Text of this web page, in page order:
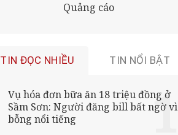
Quảng cáo
TIN ĐỌC NHIỀU TIN NỔI BẬT
Vụ hóa đơn bữa ăn 18 triệu đồng ở
Sầm Sơn: Người đăng bill bất ngờ vì
bỗng nổi tiếng